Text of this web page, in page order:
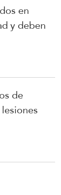
en
y deben
de